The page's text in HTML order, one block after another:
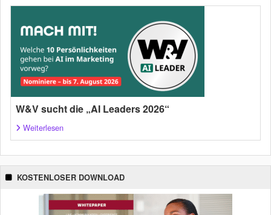
W&V sucht die „AI Leaders 2026“
Weiterlesen
KOSTENLOSER DOWNLOAD